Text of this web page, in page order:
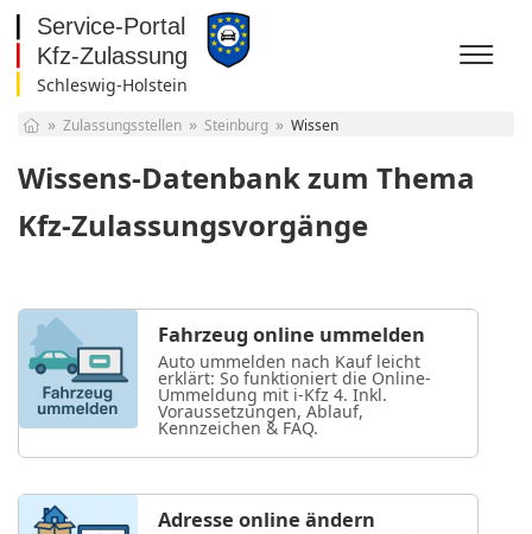
Schleswig-Holstein
Bayern
Brandenburg
Bremen
Hamburg
Vorpommern
Niedersachsen
Nordrhein-Westfalen
Rheinland-Pfalz
Saarland
Sachsen
Thüringen
Zulassungsstellen Steinburg Wissen
Wissens-Datenbank zum Thema
Kfz-Zulassungsvorgänge
Fahrzeug online ummelden
Auto ummelden nach Kauf leicht
erklärt: So funktioniert die Online-
Ummeldung mit i-Kfz 4. Inkl.
Voraussetzungen, Ablauf,
Kennzeichen & FAQ.
Adresse online ändern